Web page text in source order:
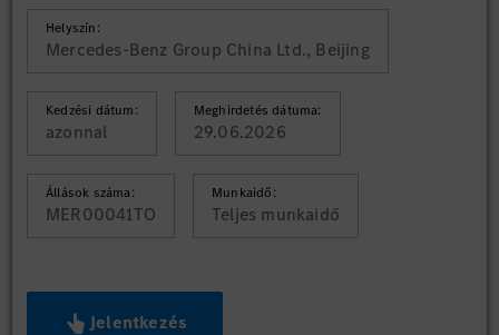
Helyszín:
Mercedes-Benz Group China Ltd., Beijing
Kedzési dátum:
azonnal
Meghirdetés dátuma:
29.06.2026
Állások száma:
MER00041TO
Munkaidő:
Teljes munkaidő
Jelentkezés